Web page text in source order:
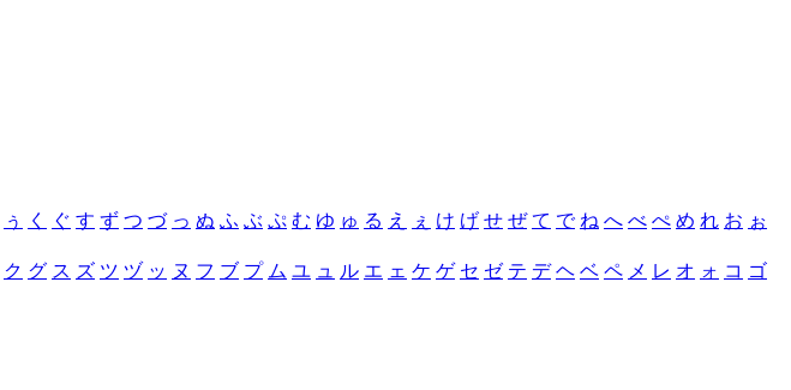
ぅ く ぐ す ず つ づ っ ぬ ふ ぶ ぷ む ゆ ゅ る え ぇ け げ せ ぜ て で ね へ べ ぺ め れ お ぉ
ク グ ス ズ ツ ヅ ッ ヌ フ ブ プ ム ユ ュ ル エ ェ ケ ゲ セ ゼ テ デ ヘ ベ ペ メ レ オ ォ コ ゴ